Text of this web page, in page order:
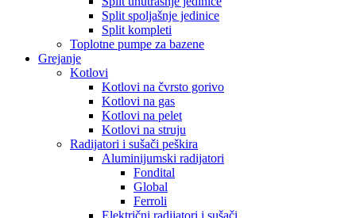
Split spoljašnje jedinice
Split kompleti
Toplotne pumpe za bazene
Grejanje
Kotlovi
Kotlovi na čvrsto gorivo
Kotlovi na gas
Kotlovi na pelet
Kotlovi na struju
Radijatori i sušači peškira
Aluminijumski radijatori
Fondital
Global
Ferroli
Električni radijatori i sušači